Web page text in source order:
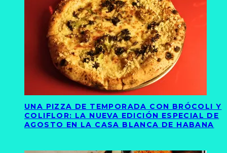
UNA PIZZA DE TEMPORADA CON BRÓCOLI Y
COLIFLOR: LA NUEVA EDICIÓN ESPECIAL DE
AGOSTO EN LA CASA BLANCA DE HABANA